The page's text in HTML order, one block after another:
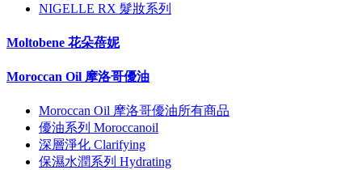
NIGELLE RX 髮妝系列
Moltobene 花朵蓓妮
Moroccan Oil 摩洛哥優油
Moroccan Oil 摩洛哥優油所有商品
優油系列 Moroccanoil
深層淨化 Clarifying
保濕水潤系列 Hydrating